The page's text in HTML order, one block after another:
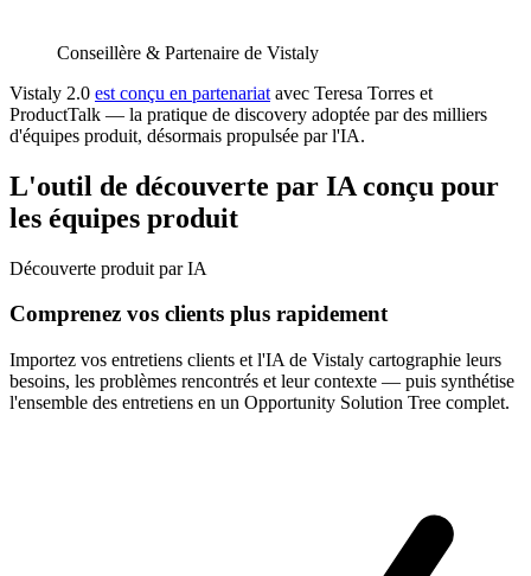
Conseillère & Partenaire de Vistaly
Vistaly 2.0 est conçu en partenariat avec Teresa Torres et
ProductTalk — la pratique de discovery adoptée par des milliers
d'équipes produit, désormais propulsée par l'IA.
L'outil de découverte par IA conçu pour
les équipes produit
Découverte produit par IA
Comprenez vos clients plus rapidement
Importez vos entretiens clients et l'IA de Vistaly cartographie leurs
besoins, les problèmes rencontrés et leur contexte — puis synthétise
l'ensemble des entretiens en un Opportunity Solution Tree complet.